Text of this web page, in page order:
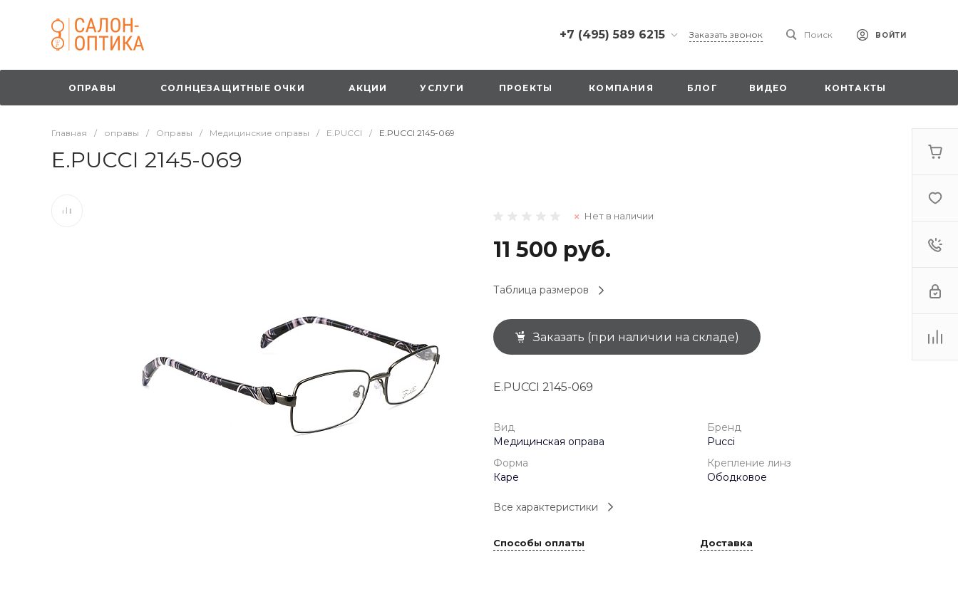
+7 (495) 589 6215
+7 (495) 589 6215
г. Москва, Русаковская
ул., д.1, вход с улицы со
стороны ТТК
г. Москва,
оранжевая вывеска
напротив «Перекрестка»
на 1 этаже
1 мая: 10:00-19:00
+7 (926) 092 4274
г. Королёв, пр-т
(0-9)
1 мая: 10:00-19:00
9 мая: 10:00-19:00
Заказать звонок Поиск ВОЙТИ
ОПРАВЫ СОЛНЦЕЗАЩИТНЫЕ ОЧКИ АКЦИИ УСЛУГИ ПРОЕКТЫ КОМПАНИЯ БЛОГ ВИДЕО КОНТАКТЫ
Главная / оправы / Оправы / Медицинские оправы / E.PUCCI / E.PUCCI 2145-069
E.PUCCI 2145-069
Нет в наличии
11 500 руб.
Таблица размеров
Заказать (при наличии на складе)
E.PUCCI 2145-069
Вид
Медицинская оправа
Бренд
Pucci
Форма
Каре
Крепление линз
Ободковое
Все характеристики
Способы оплаты Доставка